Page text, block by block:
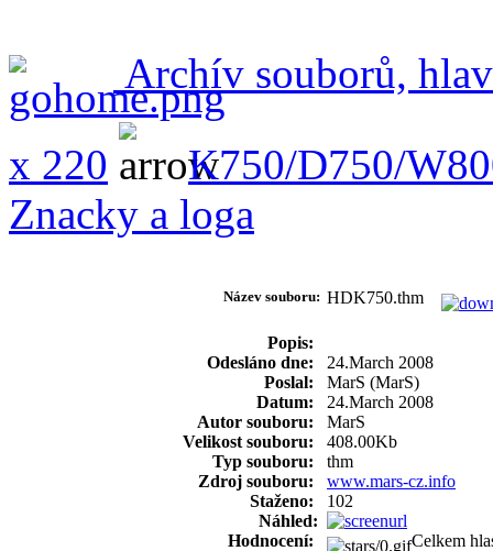
Archív souborů,
x 220
K750/D750/
Znacky a loga
Název souboru: HDK750.thm
Popis:
Odesláno dne:
24.March 2008
Poslal:
MarS (MarS)
Datum:
24.March 2008
Autor souboru:
MarS
Velikost souboru:
408.00Kb
Typ souboru:
thm
Zdroj souboru:
www.mars-cz.info
Staženo:
102
Náhled:
Hodnocení:
Celkem